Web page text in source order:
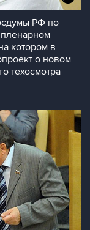
РФ по
котором в
о новом
техосмотра